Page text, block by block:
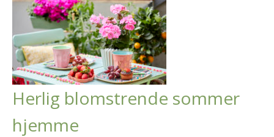
Herlig blomstrende sommer
hjemme